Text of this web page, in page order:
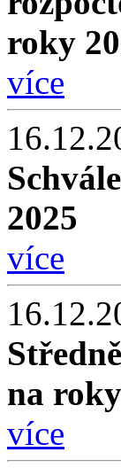
roky
více
2025
více
na
více